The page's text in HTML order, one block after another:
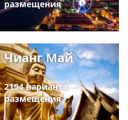
размещения
Чианг Май
2194 варианта
размещения